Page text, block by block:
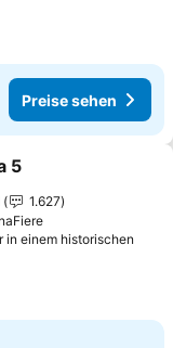
Preise sehen
hinzufügen
5
1.627
in einem historischen